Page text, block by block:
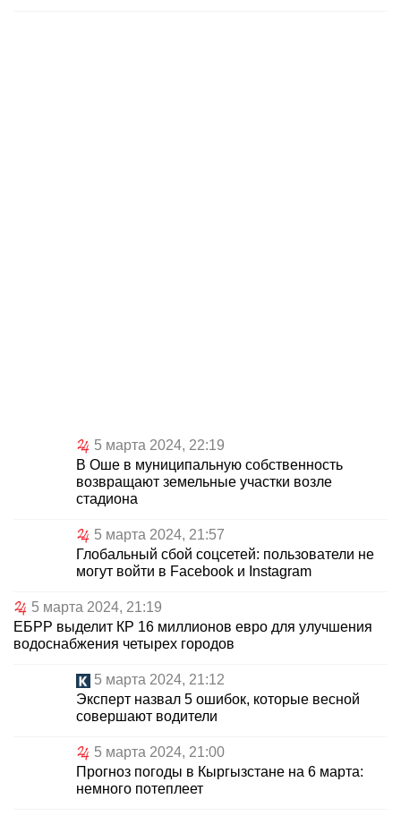
5 марта 2024, 22:19
В Оше в муниципальную собственность
возвращают земельные участки возле
стадиона
5 марта 2024, 21:57
Глобальный сбой соцсетей: пользователи не
могут войти в Facebook и Instagram
5 марта 2024, 21:19
ЕБРР выделит КР 16 миллионов евро для улучшения
водоснабжения четырех городов
5 марта 2024, 21:12
Эксперт назвал 5 ошибок, которые весной
совершают водители
5 марта 2024, 21:00
Прогноз погоды в Кыргызстане на 6 марта:
немного потеплеет